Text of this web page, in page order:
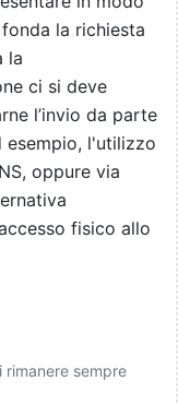
la richiesta
la
ci si deve
l’invio da parte
l'utilizzo
oppure via
fisico allo
sempre